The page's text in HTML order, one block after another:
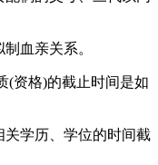
血亲关系。
资格)的截止时间是如
学历、学位的时间截